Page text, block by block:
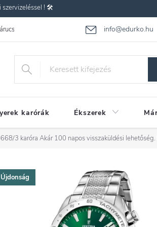
szervizeléssel ! 🛠️
info@edurko.hu
Gyakran ismételt
karórák Ékszerek
3 karóra Akár 100 napos visszaküldési
Újdonság